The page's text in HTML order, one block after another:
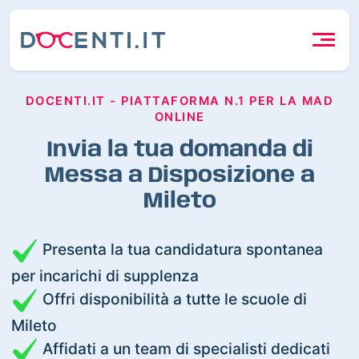
DOCENTI.IT - PIATTAFORMA N.1 PER LA MAD
ONLINE
Invia la tua domanda di
Messa a Disposizione a
Mileto
Presenta la tua candidatura spontanea
per incarichi di supplenza
Offri disponibilità a tutte le scuole di
Mileto
Affidati a un team di specialisti dedicati